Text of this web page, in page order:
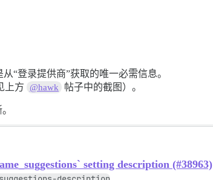
“登录提供商”获取的唯一必需信息。
上方
@hawk 帖子中的截图）。
setting description (#38963)